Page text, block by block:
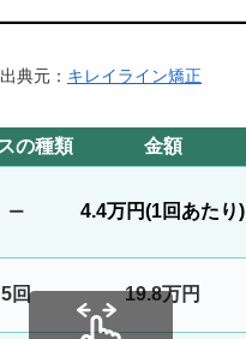
出典元： キレイライン矯正
の種類 金額
ー 4.4万円(1回あたり)
5回 19.8万円